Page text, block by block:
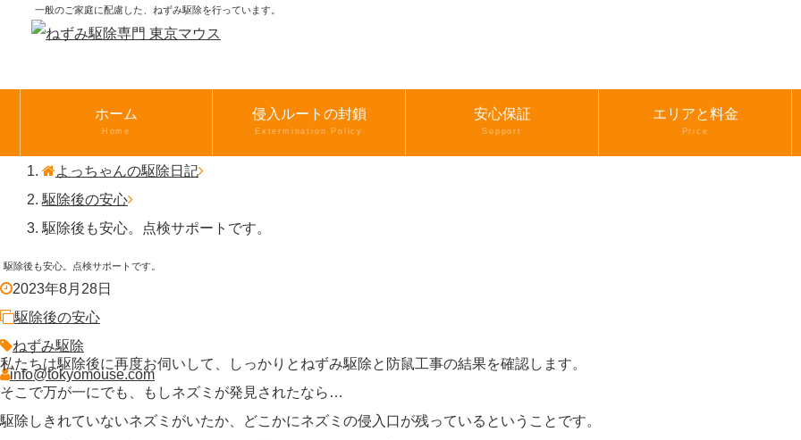
一般のご家庭に配慮した、ねずみ駆除を行っています。
ホーム
Home
侵入ルートの封鎖
Extermination Policy
安心保証
Support
エリアと料金
Price
よっちゃんの駆除日記
駆除後の安心
駆除後も安心。点検サポートです。
駆除後も安心。点検サポートです。
2023年8月28日
駆除後の安心
ねずみ駆除
info@tokyomouse.com
私たちは駆除後に再度お伺いして、しっかりとねずみ駆除と防鼠工事の結果を確認します。
そこで万が一にでも、もしネズミが発見されたなら…
駆除しきれていないネズミがいたか、どこかにネズミの侵入口が残っているということです。